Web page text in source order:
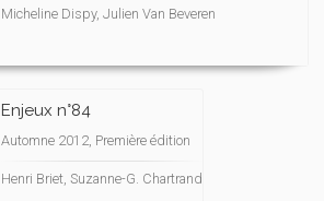
Micheline Dispy, Julien Van Beveren
Enjeux n°84
Automne 2012, Première édition
Henri Briet, Suzanne-G. Chartrand